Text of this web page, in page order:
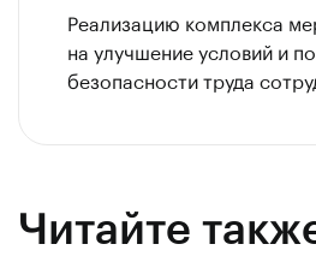
Реализацию комплекса
на улучшение условий и
безопасности труда
Читайте